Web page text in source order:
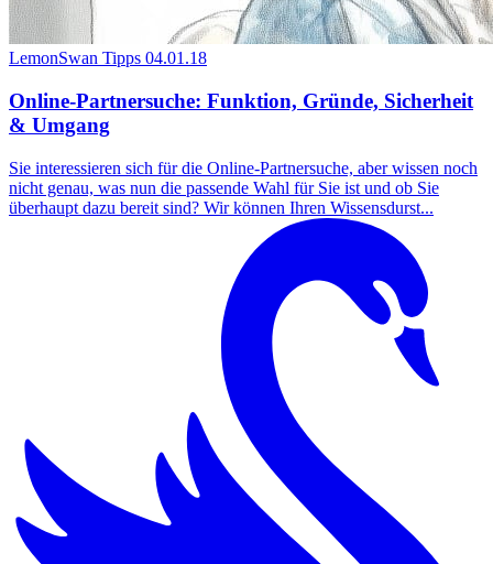
LemonSwan Tipps 04.01.18
Online-Partnersuche: Funktion, Gründe, Sicherheit
& Umgang
Sie interessieren sich für die Online-Partnersuche, aber wissen noch
nicht genau, was nun die passende Wahl für Sie ist und ob Sie
überhaupt dazu bereit sind? Wir können Ihren Wissensdurst...